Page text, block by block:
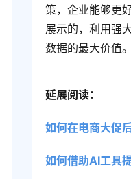
策，企业能够更
展示的，利用强
数据的最大价值。
延展阅读：
如何在电商大促
如何借助AI工具